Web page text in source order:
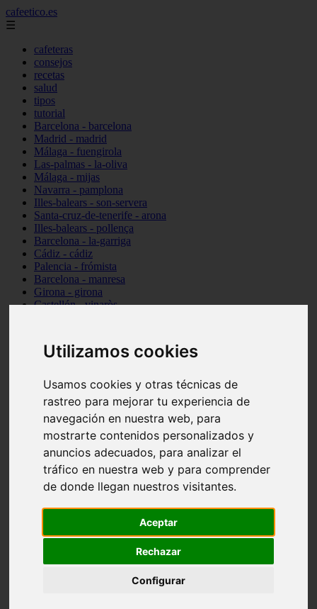
Utilizamos cookies
Usamos cookies y otras técnicas de
rastreo para mejorar tu experiencia de
navegación en nuestra web, para
mostrarte contenidos personalizados y
anuncios adecuados, para analizar el
tráfico en nuestra web y para comprender
de donde llegan nuestros visitantes.
Aceptar
Rechazar
Configurar
cafeetico.es
☰
cafeteras
consejos
recetas
salud
tipos
tutorial
Barcelona - barcelona
Madrid - madrid
Málaga - fuengirola
Las-palmas - la-oliva
Málaga - mijas
Navarra - pamplona
Illes-balears - son-servera
Santa-cruz-de-tenerife - arona
Illes-balears - pollença
Barcelona - la-garriga
Cádiz - cádiz
Palencia - frómista
Barcelona - manresa
Girona - girona
Castellón - vinaròs
Málaga - nerja
Girona - blanes
Málaga - marbella
Asturias - gijón
Girona - figueres
Alicante - santa-pola
Almería - roquetas-de-mar
Girona - tossa-de-mar
Barcelona - sant-cugat-del-vallès
Alicante - l39alfàs-del-pi
Barcelona - vilanova-i-la-geltrú
Castellón - peñíscola
Illes-balears - sant-josep-de-sa-talaia